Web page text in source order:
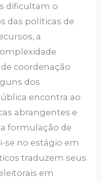
dificultam o
das políticas de
a
coordenação
dos
encontra ao
abrangentes e
formulação de
no estágio em
traduzem seus
em